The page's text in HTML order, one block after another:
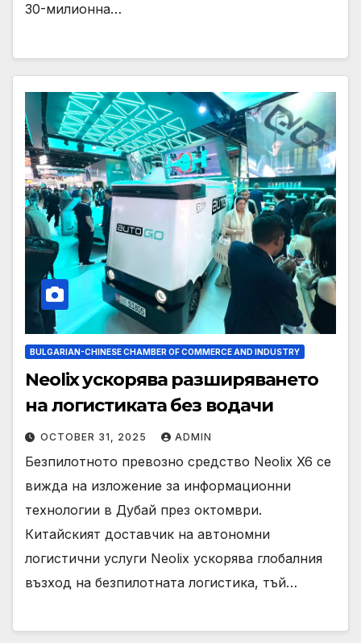
30-милионна…
BULGARIAN-CHINESE CHAMBER OF COMMERCE AND INDUSTRY
Neolix ускорява разширяването
на логистиката без водачи
OCTOBER 31, 2025 ADMIN
Безпилотното превозно средство Neolix X6 се
вижда на изложение за информационни
технологии в Дубай през октомври.
Китайският доставчик на автономни
логистични услуги Neolix ускорява глобалния
възход на безпилотната логистика, тъй…